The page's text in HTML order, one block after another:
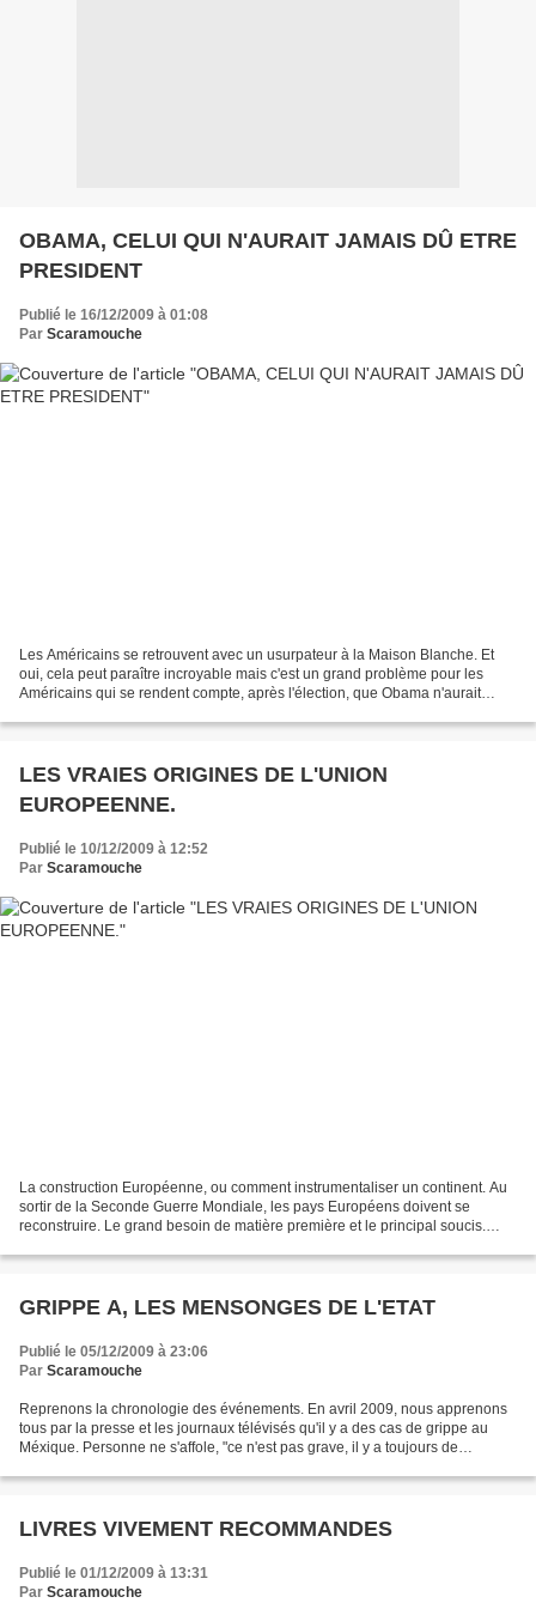
OBAMA, CELUI QUI N'AURAIT JAMAIS DÛ ETRE
PRESIDENT
Publié le 16/12/2009 à 01:08
Par Scaramouche
Les Américains se retrouvent avec un usurpateur à la Maison Blanche. Et
oui, cela peut paraître incroyable mais c'est un grand problème pour les
Américains qui se rendent compte, après l'élection, que Obama n'aurait
LES VRAIES ORIGINES DE L'UNION
EUROPEENNE.
Publié le 10/12/2009 à 12:52
Par Scaramouche
La construction Européenne, ou comment instrumentaliser un continent. Au
sortir de la Seconde Guerre Mondiale, les pays Européens doivent se
reconstruire. Le grand besoin de matière première et le principal soucis.
GRIPPE A, LES MENSONGES DE L'ETAT
Publié le 05/12/2009 à 23:06
Par Scaramouche
Reprenons la chronologie des événements. En avril 2009, nous apprenons
tous par la presse et les journaux télévisés qu'il y a des cas de grippe au
Méxique. Personne ne s'affole, "ce n'est pas grave, il y a toujours de
LIVRES VIVEMENT RECOMMANDES
Publié le 01/12/2009 à 13:31
Par Scaramouche